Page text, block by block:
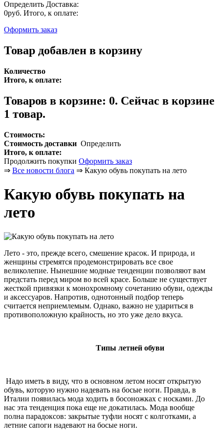
Определить Доставка:
0руб. Итого, к оплате:
Оформить заказ
Товар добавлен в корзину
Количество
Итого, к оплате:
Товаров в корзине: 0. Сейчас в корзине
1 товар.
Стоимость:
Стоимость доставки Определить
Итого, к оплате:
Продолжить покупки Оформить заказ
⇒ Все новости блога ⇒ Какую обувь покупать на лето
Какую обувь покупать на
лето
Лето - это, прежде всего, смешение красок. И природа, и
женщины стремятся продемонстрировать все свое
великолепие. Нынешние модные тенденции позволяют вам
предстать перед миром во всей красе. Больше не существует
жесткой привязки к монохромному сочетанию обуви, одежды
и аксессуаров. Напротив, однотонный подбор теперь
считается неприемлемым. Однако, важно не удариться в
противоположную крайность, но это уже дело вкуса.
Типы летней обуви
Надо иметь в виду, что в основном летом носят открытую
обувь, которую нужно надевать на босые ноги. Правда, в
Италии появилась мода ходить в босоножках с носками. До
нас эта тенденция пока еще не докатилась. Мода вообще
полна парадоксов: закрытые туфли носят с колготками, а
летние сапоги надевают на босые ноги.